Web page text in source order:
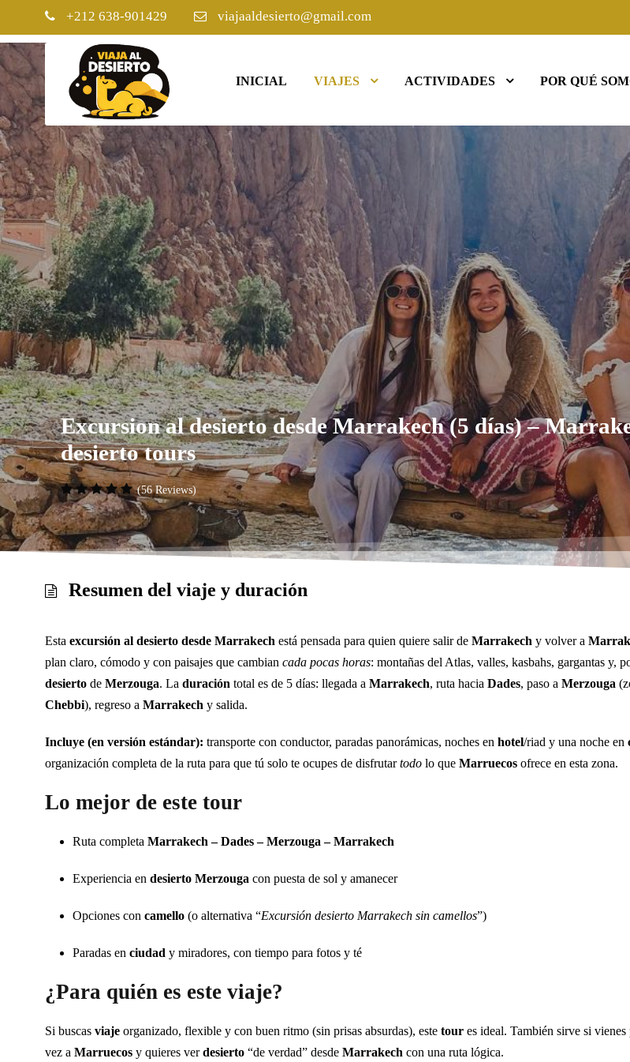
+212 638-901429 viajaaldesierto@gmail.com
INICIAL VIAJES ACTIVIDADES POR QUÉ
Excursion al desierto desde Marrakech (5 días) –
desierto tours
(56 Reviews)
Resumen del viaje y duración
Esta excursión al desierto desde Marrakech está pensada para quien quiere salir de Marrakech y volver a
plan claro, cómodo y con paisajes que cambian cada pocas horas: montañas del Atlas, valles, kasbahs, gargantas y,
desierto de Merzouga. La duración total es de 5 días: llegada a Marrakech, ruta hacia Dades, paso a Merzouga
Chebbi), regreso a Marrakech y salida.
Incluye (en versión estándar): transporte con conductor, paradas panorámicas, noches en hotel/riad y una noche en
organización completa de la ruta para que tú solo te ocupes de disfrutartodo lo que Marruecos ofrece en esta zona.
Lo mejor de este tour
Ruta completa Marrakech – Dades – Merzouga – Marrakech
Experiencia en desierto Merzouga con puesta de sol y amanecer
Opciones con camello (o alternativa “Excursión desierto Marrakech sin camellos”)
Paradas en ciudad y miradores, con tiempo para fotos y té
¿Para quién es este viaje?
Si buscas viaje organizado, flexible y con buen ritmo (sin prisas absurdas), este tour es ideal. También sirve si vienes
vez a Marruecos y quieres verdesierto “de verdad” desde Marrakech con una ruta lógica.